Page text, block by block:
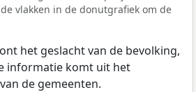
vlakken in de donutgrafiek om de
het geslacht van de bevolking,
informatie komt uit het
de gemeenten.